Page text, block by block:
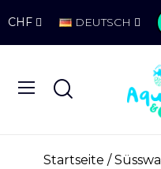
CHF DEUTSCH
Startseite